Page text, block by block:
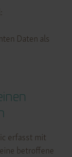
Daten als
erfasst mit
betroffene